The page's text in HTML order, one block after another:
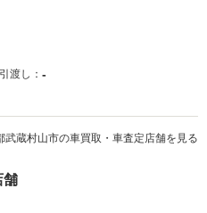
渡し： -
武蔵村山市の車買取・車査定店舗を見る
舗